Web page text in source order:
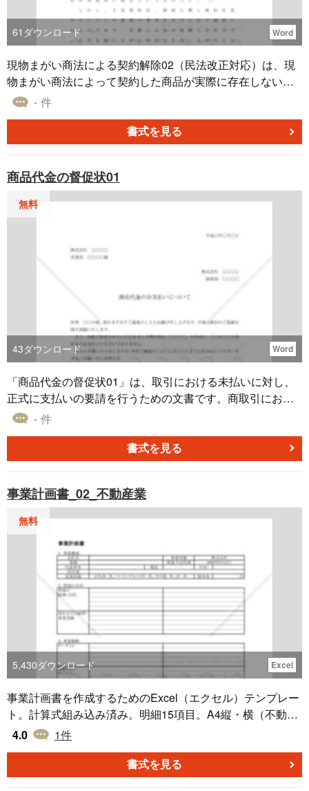
61 ダウンロード Word
現物まがい商法による契約解除02（民法改正対応）は、現
物まがい商法によって契約した商品が実際に存在しないこ
とが判明した場合に、契約を無効とするための文書です。
運用や管理を請け負うと偽って、高額な代金を支払わせる
不正な商法です。このような商法は、民法の改正によっ
による契約解除02（民法改正対応）は、現物まがい商法に
よって被害を受けた場合に必要な文書です。相手方に対し
て契約の無効と代金の返還を正確に伝えることができるよ
- 件
書式を見る
商品代金の督促状01
無料
43ダウンロード Word
「商品代金の督促状01」は、取引における未払いに対し、
正式に支払いの要請を行うための文書です。商取引におい
ては、期日までに代金の支払いが完了しない場合が生じる
手段で債権の回収を促進することは、企業の経営安定性を
保つ上で極めて重要です。この督促状はWord形式のため、
続きに関する情報を追記いただくことも可能です。正確な
情報伝達により企業間の信頼関係を維持しつつ、適切な業
務進行を支援するツールとしてお役立てください。
- 件
書式を見る
事業計画書_02_不動産業
無料
5,430ダウンロード Excel
事業計画書を作成するためのExcel（エクセル）テンプレー
ト。計算式組み込み済み。明細15項目。A4縦・横（不動産
業向け）
4.0 1件
書式を見る